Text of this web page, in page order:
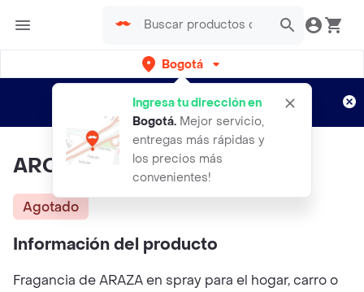
Bogotá
Ingresa tu dirección en
Bogotá. Mejor servicio,
entregas más rápidas y
los precios más
convenientes!
envíos gratis por semanas
Aplican TyC
AROMA DE ARAZA
Agotado
Información del producto
Fragancia de ARAZA en spray para el hogar, carro o